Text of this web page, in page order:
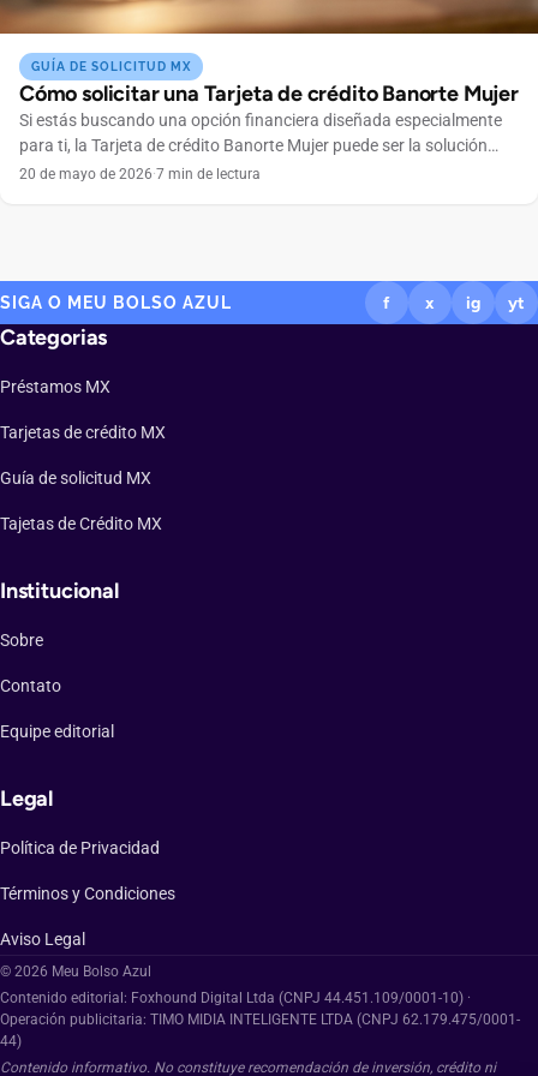
GUÍA DE SOLICITUD MX
Cómo solicitar una Tarjeta de crédito Banorte Mujer
Si estás buscando una opción financiera diseñada especialmente
para ti, la Tarjeta de crédito Banorte Mujer puede ser la solución
ideal. Este producto combina beneficios exclusivos con facilidades
20 de mayo de 2026·7 min de lectura
SIGA O MEU BOLSO AZUL f x ig yt
Categorias
Préstamos MX
Tarjetas de crédito MX
Guía de solicitud MX
Tajetas de Crédito MX
Institucional
Sobre
Contato
Equipe editorial
Legal
Política de Privacidad
Términos y Condiciones
Aviso Legal
© 2026 Meu Bolso Azul
Contenido editorial: Foxhound Digital Ltda (CNPJ 44.451.109/0001-10) ·
Operación publicitaria: TIMO MIDIA INTELIGENTE LTDA (CNPJ 62.179.475/0001-
44)
Contenido informativo. No constituye recomendación de inversión, crédito ni